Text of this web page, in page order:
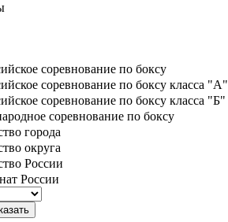
соревнование по боксу
соревнование по боксу класса "А"
соревнование по боксу класса "Б"
соревнование по боксу
города
округа
России
России